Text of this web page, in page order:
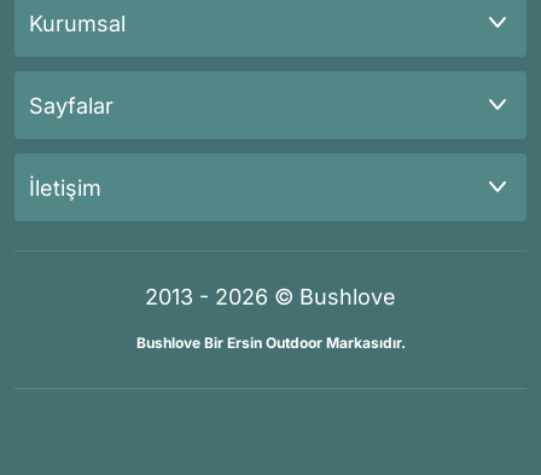
Kurumsal
Sayfalar
İletişim
2013 - 2026 © Bushlove
Bushlove Bir Ersin Outdoor Markasıdır.